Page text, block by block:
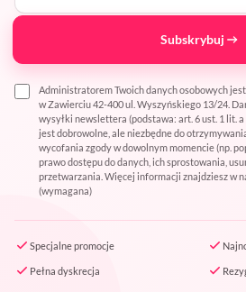
Subskrybuj
Administratorem Twoich danych osobowych
w Zawierciu 42-400 ul. Wyszyńskiego 13/24.
wysyłki newslettera (podstawa: art. 6 ust. 1 lit.
jest dobrowolne, ale niezbędne do
wycofania zgody w dowolnym momencie (np.
prawo dostępu do danych, ich sprostowania,
przetwarzania. Więcej informacji znajdziesz w
(wymagana)
Specjalne promocje
Pełna dyskrecja